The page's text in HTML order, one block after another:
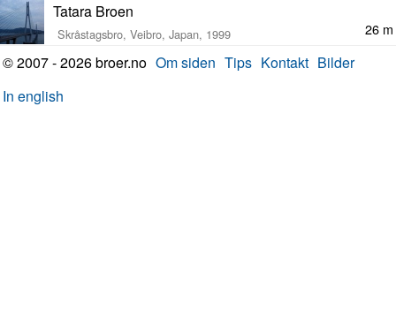
Tatara Broen
Skråstagsbro, Veibro, Japan, 1999 26 m
© 2007 - 2026 broer.no Om siden Tips Kontakt Bilder
In english